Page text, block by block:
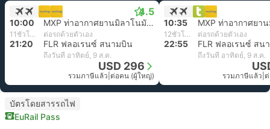
4.5
10:00 MXP ท่าอากาศยานมิลาโนมัลเปนซา
11ชั่วโมง 20นาที ต่อรถด้วยตัวเอง
21:20 FLR ฟลอเรนซ์ สนามบิน
ถึงวันที่ อาทิตย์, 9 ส.ค.
USD 296
รวมภาษีแล้ว ต่อคน (ผู้ใหญ่)
10:35
12ชั่วโมง 20นาที ต่อรถด้วยตัวเอง
22:55 FLR ฟลอเรนซ์ สน
ถึงวันที่ อาทิตย์, 9 ส.ค.
รวมภาษีแล้ว
บัตรโดยสารรถไฟ
EuRail Pass